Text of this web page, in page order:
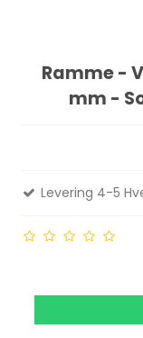
Ramme -
mm -
Levering 4-5